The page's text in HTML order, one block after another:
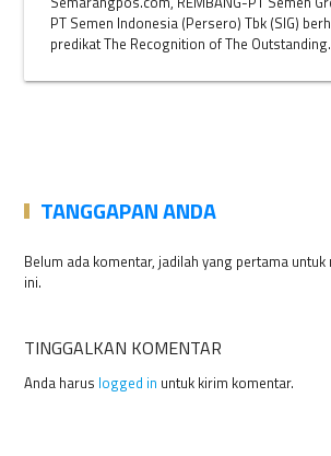
PT Semen Indonesia (Persero) Tbk (SIG)
predikat The Recognition of The
TANGGAPAN ANDA
Belum ada komentar, jadilah yang pertama
ini.
TINGGALKAN KOMENTAR
Anda harus logged in untuk kirim komentar.